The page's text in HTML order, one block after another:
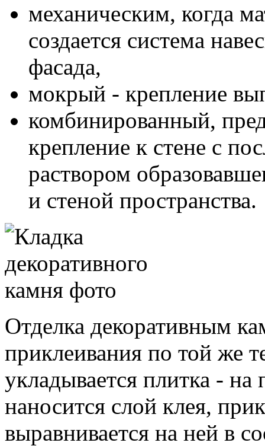
механическим, когда
создается система
фасада,
мокрый - крепление
комбинированный,
крепление к стене с
раствором
и стеной пространства.
Отделка декоративным
приклеивания по той же
укладывается плитка - на
наносится слой клея,
выравнивается на ней в